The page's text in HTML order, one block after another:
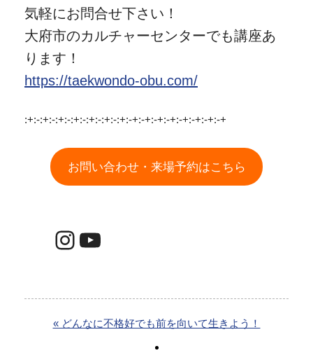
気軽にお問合せ下さい！
大府市のカルチャーセンターでも講座あ
ります！
https://taekwondo-obu.com/
:+:-:+:-:+:-:+:-:+:-:+:-:+:-+:-+:-+:-+:-+:-+:-+:-+
お問い合わせ・来場予約はこちら
Instagram
YouTube
« どんなに不格好でも前を向いて生きよう！